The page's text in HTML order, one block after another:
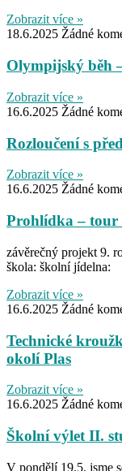
Zobrazit více »
18.6.2025 Žádné
Olympijský běh
Zobrazit více »
16.6.2025 Žádné
Rozloučení s
Zobrazit více »
16.6.2025 Žádné
Prohlídka – tour
závěrečný projekt 9.
škola: školní jídelna:
Zobrazit více »
16.6.2025 Žádné
Technické
okolí Plas
Zobrazit více »
16.6.2025 Žádné
Školní výlet II.
V pondělí 19.5. jsme